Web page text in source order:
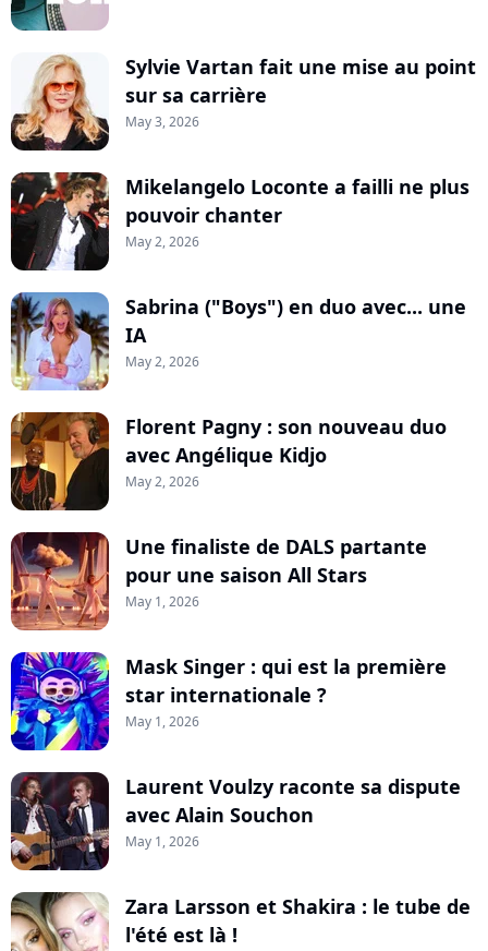
Sylvie Vartan fait une mise au point
sur sa carrière
May 3, 2026
Mikelangelo Loconte a failli ne plus
pouvoir chanter
May 2, 2026
Sabrina ("Boys") en duo avec... une
IA
May 2, 2026
Florent Pagny : son nouveau duo
avec Angélique Kidjo
May 2, 2026
Une finaliste de DALS partante
pour une saison All Stars
May 1, 2026
Mask Singer : qui est la première
star internationale ?
May 1, 2026
Laurent Voulzy raconte sa dispute
avec Alain Souchon
May 1, 2026
Zara Larsson et Shakira : le tube de
l'été est là !